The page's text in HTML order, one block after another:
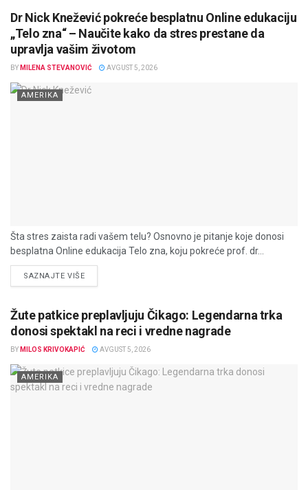
Dr Nick Knežević pokreće besplatnu Online edukaciju
„Telo zna“ – Naučite kako da stres prestane da
upravlja vašim životom
BY MILENA STEVANOVIĆ AVGUST 5, 2026
AMERIKA
Šta stres zaista radi vašem telu? Osnovno je pitanje koje donosi
besplatna Online edukacija Telo zna, koju pokreće prof. dr...
SAZNAJTE VIŠEDETAILS
Žute patkice preplavljuju Čikago: Legendarna trka
donosi spektakl na reci i vredne nagrade
BY MILOS KRIVOKAPIĆ AVGUST 5, 2026
AMERIKA